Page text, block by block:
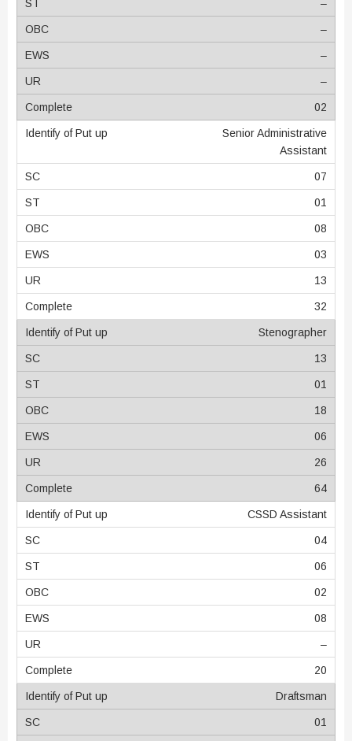
–
–
–
–
02
Senior Administrative
Assistant
07
01
08
03
13
32
Stenographer
13
01
18
06
26
64
CSSD Assistant
04
06
02
08
–
20
Draftsman
01